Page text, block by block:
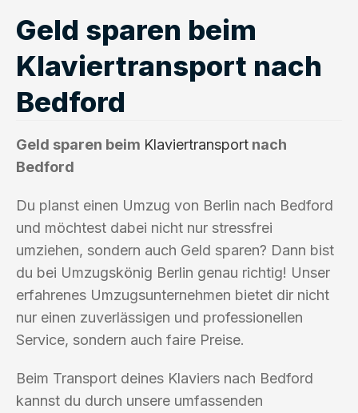
Geld sparen beim
Klaviertransport nach
Bedford
Geld sparen beim Klaviertransport nach
Bedford
Du planst einen Umzug von Berlin nach Bedford
und möchtest dabei nicht nur stressfrei
umziehen, sondern auch Geld sparen? Dann bist
du bei Umzugskönig Berlin genau richtig! Unser
erfahrenes Umzugsunternehmen bietet dir nicht
nur einen zuverlässigen und professionellen
Service, sondern auch faire Preise.
Beim Transport deines Klaviers nach Bedford
kannst du durch unsere umfassenden